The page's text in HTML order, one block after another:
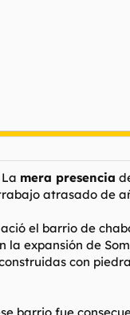
mera presencia
atrasado de
el barrio de
expansión de
con